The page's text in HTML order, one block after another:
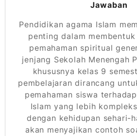
Jawaban
Pendidikan agama Islam
penting dalam
pemahaman spiritual
jenjang Sekolah Menengah
khususnya kelas 9
pembelajaran dirancang
pemahaman siswa
Islam yang lebih
dengan kehidupan sehari-
akan menyajikan contoh